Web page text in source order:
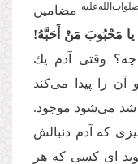
مضامین
مَحْبُوبَ مَنْ أَحَبَّهُ!
چه؟ وقتى آدم یك
را پیدا مى‌‌كند
شد مى‌‌شود موجود.
كه آدم دنبالش
اى كسى كه هر